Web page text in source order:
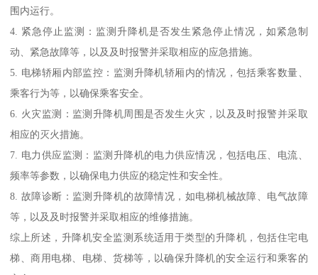
围内运行。
4. 紧急停止监测：监测升降机是否发生紧急停止情况，如紧急制
动、紧急故障等，以及及时报警并采取相应的应急措施。
5. 电梯轿厢内部监控：监测升降机轿厢内的情况，包括乘客数量、
乘客行为等，以确保乘客安全。
6. 火灾监测：监测升降机周围是否发生火灾，以及及时报警并采取
相应的灭火措施。
7. 电力供应监测：监测升降机的电力供应情况，包括电压、电流、
频率等参数，以确保电力供应的稳定性和安全性。
8. 故障诊断：监测升降机的故障情况，如电梯机械故障、电气故障
等，以及及时报警并采取相应的维修措施。
综上所述，升降机安全监测系统适用于类型的升降机，包括住宅电
梯、商用电梯、电梯、货梯等，以确保升降机的安全运行和乘客的